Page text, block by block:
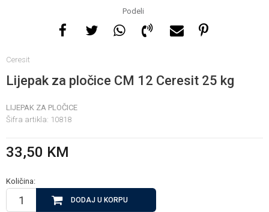
Podeli
Ceresit
Lijepak za pločice CM 12 Ceresit 25 kg
LIJEPAK ZA PLOČICE
Šifra artikla: 10818
33,50 KM
Količina:
DODAJ U KORPU
nedelje